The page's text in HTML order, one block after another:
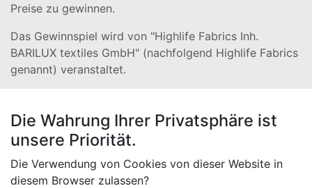
Preise zu gewinnen.
Das Gewinnspiel wird von "Highlife Fabrics Inh.
BARILUX textiles GmbH" (nachfolgend Highlife Fabrics
genannt) veranstaltet.
Die Gewinne für den laufenden Wettbewerb finden Sie
auf der jeweiligen Gewinnspiel-Seite.
Teilnahme:
Die Wahrung Ihrer Privatsphäre ist
unsere Priorität.
Die Verwendung von Cookies von dieser Website in
diesem Browser zulassen?